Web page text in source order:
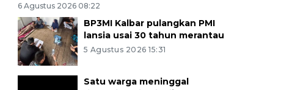
6 Agustus 2026 08:22
BP3MI Kalbar pulangkan PMI
lansia usai 30 tahun merantau
5 Agustus 2026 15:31
Satu warga meninggal